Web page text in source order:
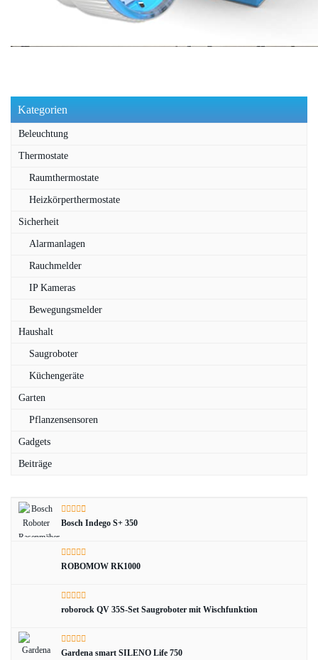
Kategorien
Beleuchtung
Thermostate
Raumthermostate
Heizkörperthermostate
Sicherheit
Alarmanlagen
Rauchmelder
IP Kameras
Bewegungsmelder
Haushalt
Saugroboter
Küchengeräte
Garten
Pflanzensensoren
Gadgets
Beiträge
Bosch Indego S+ 350
ROBOMOW RK1000
roborock QV 35S-Set Saugroboter mit Wischfunktion
Gardena smart SILENO Life 750